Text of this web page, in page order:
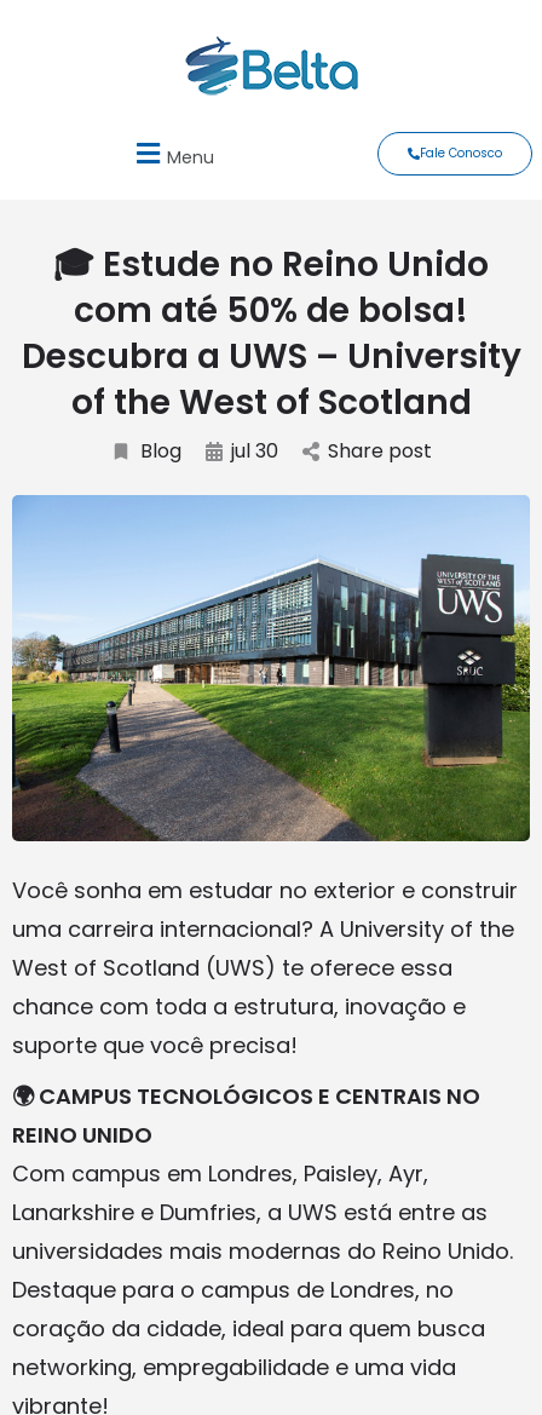
Menu Fale Conosco
🎓 Estude no Reino Unido
com até 50% de bolsa!
Descubra a UWS – University
of the West of Scotland
Blog jul 30 Share post
Você sonha em estudar no exterior e construir
uma carreira internacional? A University of the
West of Scotland (UWS) te oferece essa
chance com toda a estrutura, inovação e
suporte que você precisa!
🌍 CAMPUS TECNOLÓGICOS E CENTRAIS NO
REINO UNIDO
Com campus em Londres, Paisley, Ayr,
Lanarkshire e Dumfries, a UWS está entre as
universidades mais modernas do Reino Unido.
Destaque para o campus de Londres, no
coração da cidade, ideal para quem busca
networking, empregabilidade e uma vida
vibrante!